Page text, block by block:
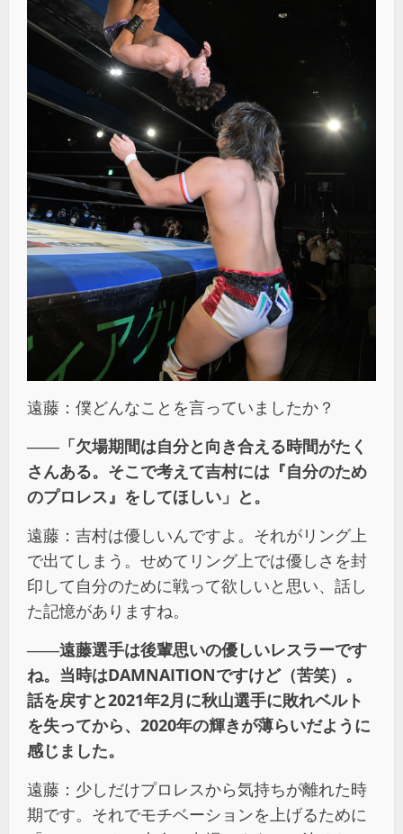
遠藤：僕どんなことを言っていましたか？
――「欠場期間は自分と向き合える時間がたく
さんある。そこで考えて吉村には『自分のため
のプロレス』をしてほしい」と。
遠藤：吉村は優しいんですよ。それがリング上
で出てしまう。せめてリング上では優しさを封
印して自分のために戦って欲しいと思い、話し
た記憶がありますね。
――遠藤選手は後輩思いの優しいレスラーです
ね。当時はDAMNAITIONですけど（苦笑）。
話を戻すと2021年2月に秋山選手に敗れベルト
を失ってから、2020年の輝きが薄らいだように
感じました。
遠藤：少しだけプロレスから気持ちが離れた時
期です。それでモチベーションを上げるために